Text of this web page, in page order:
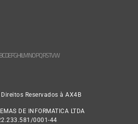
CDEFGHLMNOPQRSTVW
Reservados à AX4B
DE INFORMATICA LTDA
0001-44